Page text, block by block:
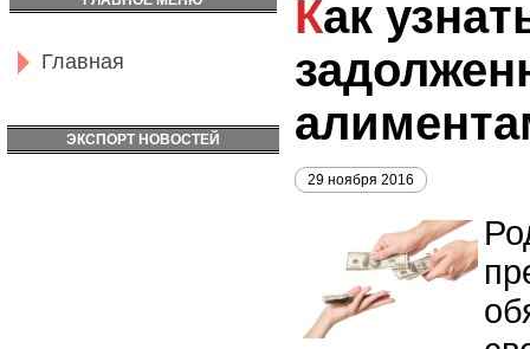
Главная
ЭКСПОРТ НОВОСТЕЙ
Как узнать
29 ноября 2016